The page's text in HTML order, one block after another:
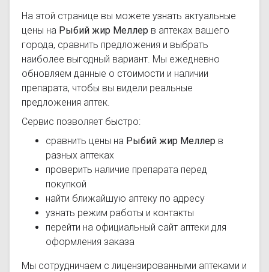
На этой странице вы можете узнать актуальные
цены на Рыбий жир Меллер в аптеках вашего
города, сравнить предложения и выбрать
наиболее выгодный вариант. Мы ежедневно
обновляем данные о стоимости и наличии
препарата, чтобы вы видели реальные
предложения аптек.
Сервис позволяет быстро:
сравнить цены на Рыбий жир Меллер в
разных аптеках
проверить наличие препарата перед
покупкой
найти ближайшую аптеку по адресу
узнать режим работы и контакты
перейти на официальный сайт аптеки для
оформления заказа
Мы сотрудничаем с лицензированными аптеками и